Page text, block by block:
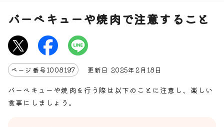
バーベキューや焼肉で注意すること
ページ番号1008197 更新日 2025年2月 18 日
バーベキューや焼肉を行う際は以下のことに注意し、楽しい
食事にしましょう。